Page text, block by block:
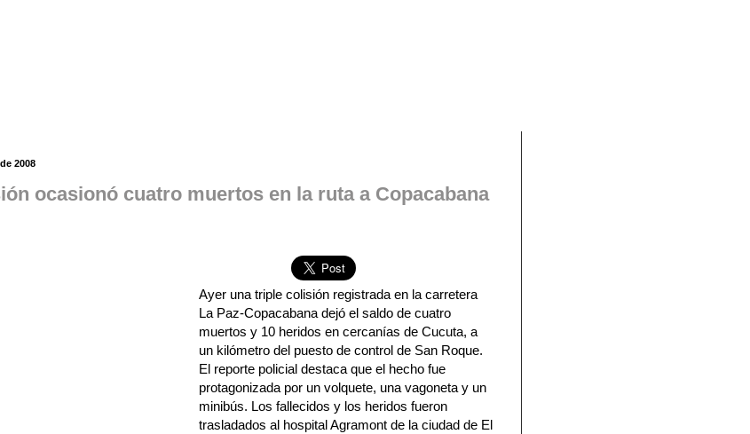
2008
ocasionó cuatro muertos en la ruta a Copacabana
Ayer una triple colisión registrada en la carretera
La Paz-Copacabana dejó el saldo de cuatro
muertos y 10 heridos en cercanías de Cucuta, a
un kilómetro del puesto de control de San Roque.
El reporte policial destaca que el hecho fue
protagonizada por un volquete, una vagoneta y un
minibús. Los fallecidos y los heridos fueron
trasladados al hospital Agramont de la ciudad de El